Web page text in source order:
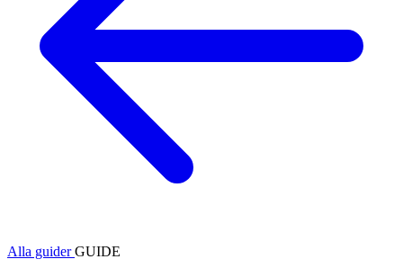
Alla guiderGUIDE